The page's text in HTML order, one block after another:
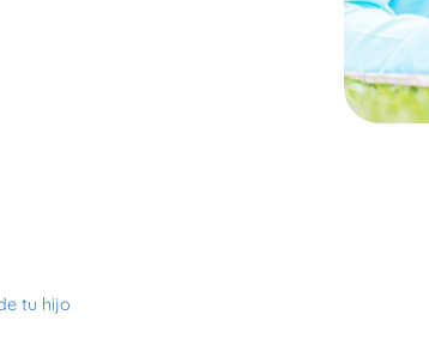
tu hijo